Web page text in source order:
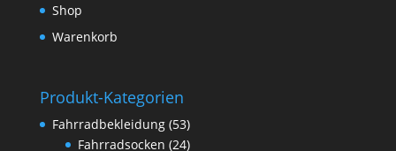
Shop
Warenkorb
Produkt-Kategorien
Fahrradbekleidung (53)
Fahrradsocken (24)